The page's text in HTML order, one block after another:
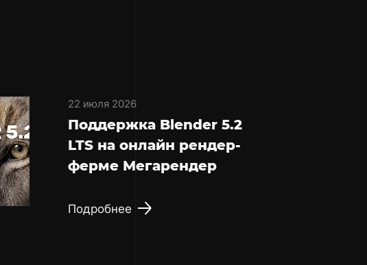
22 июля 2026
Поддержка Blender 5.2
LTS на онлайн рендер-
ферме Мегарендер
Подробнее